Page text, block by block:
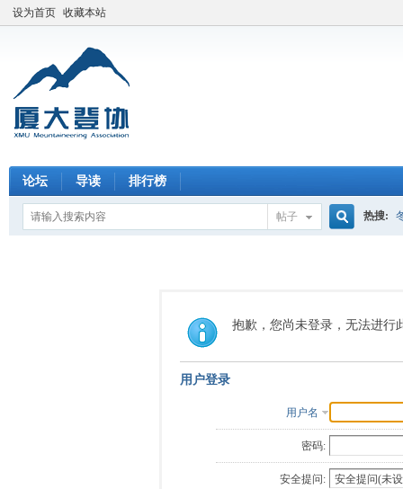
设为首页 收藏本站
论坛 导读 排行榜
帖子
索
热搜:
抱歉，您尚未登录，无法进行
用户登录
用户名
密码:
安全提问: